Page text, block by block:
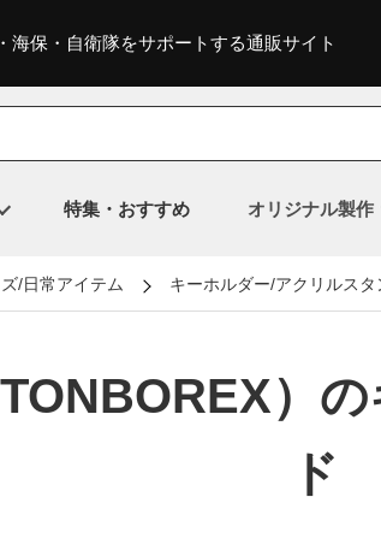
海保・自衛隊をサポートする通販サイト
特集・おすすめ オリジナル製作
/日常アイテム キーホルダー/アクリルスタ
）
ド